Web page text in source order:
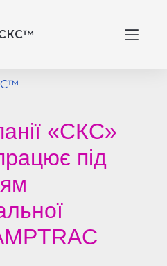
«СКС»
під